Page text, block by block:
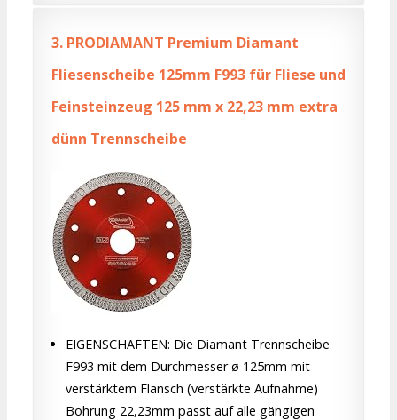
3. PRODIAMANT Premium Diamant
Fliesenscheibe 125mm F993 für Fliese und
Feinsteinzeug 125 mm x 22,23 mm extra
dünn Trennscheibe
EIGENSCHAFTEN: Die Diamant Trennscheibe
F993 mit dem Durchmesser ø 125mm mit
verstärktem Flansch (verstärkte Aufnahme)
Bohrung 22,23mm passt auf alle gängigen